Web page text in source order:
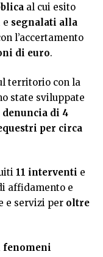
al cui esito
e segnalati alla
l’accertamento
di euro.
territorio con la
state sviluppate
denuncia di 4
per circa
11 interventi e
affidamento e
e servizi per oltre
fenomeni